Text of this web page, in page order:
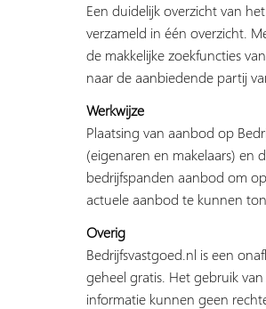
Een duidelijk overzicht van
verzameld in één overzicht.
de makkelijke zoekfuncties
naar de aanbiedende partij
Werkwijze
Plaatsing van aanbod op
(eigenaren en makelaars) en
bedrijfspanden aanbod om
actuele aanbod te kunnen
Overig
Bedrijfsvastgoed.nl is een
geheel gratis. Het gebruik
informatie kunnen geen